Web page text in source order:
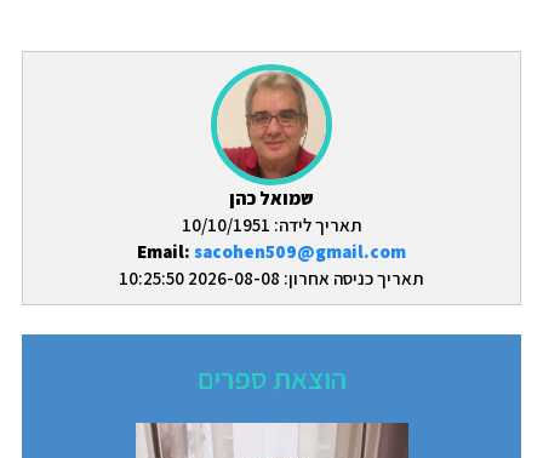
שמואל כהן
תאריך לידה: 10/10/1951
Email: sacohen509@gmail.com
תאריך כניסה אחרון: 2026-08-08 10:25:50
הוצאת ספרים